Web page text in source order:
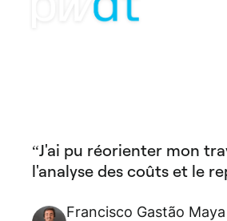
J'ai pu réorienter mon
l'analyse des coûts et le
Francisco Gastão Maya